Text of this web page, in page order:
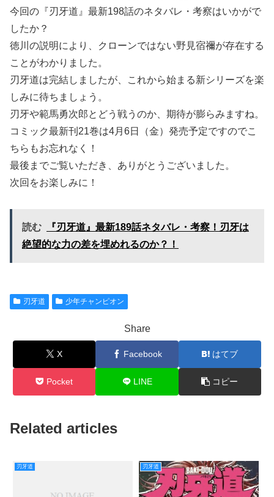
今回の『刃牙道』最新198話のネタバレ・考察はいかがで
したか？
徳川の説明により、クローンではない野見宿禰が存在する
ことがわかりました。
刃牙道は完結しましたが、これから始まる新シリーズを楽
しみに待ちましょう。
刃牙や範馬勇次郎とどう戦うのか、期待が膨らみますね。
コミック最新刊21巻は4月6日（金）発売予定ですのでこ
ちらもお忘れなく！
最後までご覧いただき、ありがとうございました。
次回をお楽しみに！
読む
『刃牙道』最新189話ネタバレ・考察！刃牙は
絶望的な力の差を埋めれるのか？！
刃牙道 少年チャンピオン
Share
X Facebook はてブ
Pocket LINE コピー
Related articles
刃牙道 刃牙道